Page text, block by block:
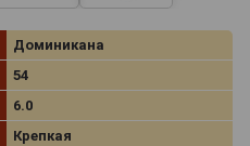
Доминикана
54
6.0
Крепкая